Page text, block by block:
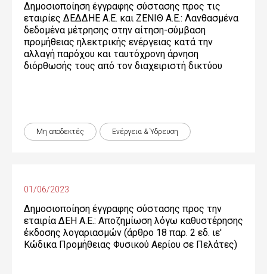
Δημοσιοποίηση έγγραφης σύστασης προς τις
εταιρίες ΔΕΔΔΗΕ Α.Ε. και ΖΕΝΙΘ Α.Ε.: Λανθασμένα
δεδομένα μέτρησης στην αίτηση-σύμβαση
προμήθειας ηλεκτρικής ενέργειας κατά την
αλλαγή παρόχου και ταυτόχρονη άρνηση
διόρθωσής τους από τον διαχειριστή δικτύου
Μη αποδεκτές Ενέργεια & Ύδρευση
01/06/2023
Δημοσιοποίηση έγγραφης σύστασης προς την
εταιρία ΔΕΗ Α.Ε.: Αποζημίωση λόγω καθυστέρησης
έκδοσης λογαριασμών (άρθρο 18 παρ. 2 εδ. ιε'
Κώδικα Προμήθειας Φυσικού Αερίου σε Πελάτες)